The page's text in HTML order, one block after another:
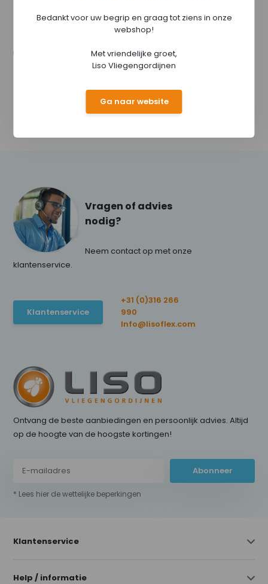
Uitgebreide specificaties
Vragen of advies
nodig?
Neem contact op met onze
klantenservice.
Klantenservice
+31 (0)316 266
990
Info@lisoflex.com
Ontvang de beste aanbiedingen en persoonlijk advies. Altijd
op de hoogte van de hoogste kortingen!
Abonneer
* Lees hier de wettelijke beperkingen
Klantenservice
Help / informatie
Bedankt voor uw begrip en graag tot ziens in onze
webshop!
Met vriendelijke groet,
Liso Vliegengordijnen
Ga naar website